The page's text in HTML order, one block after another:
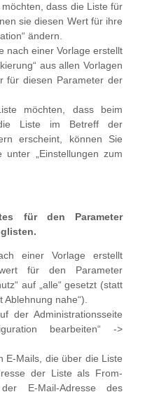
dass die Liste für
sie diesen Wert für ihre
ändern.
nach einer Vorlage erstellt
aus allen Vorlagen
für diesen Parameter der
möchten, dass beim
Liste im Betreff der
erscheint, können Sie
„Einstellungen zum
für den Parameter
einer Vorlage erstellt
für den Parameter
auf „alle“ gesetzt (statt
Ablehnung nahe“).
der Administrationsseite
bearbeiten“ ->
E-Mails, die über die Liste
der Liste als From-
E-Mail-Adresse des